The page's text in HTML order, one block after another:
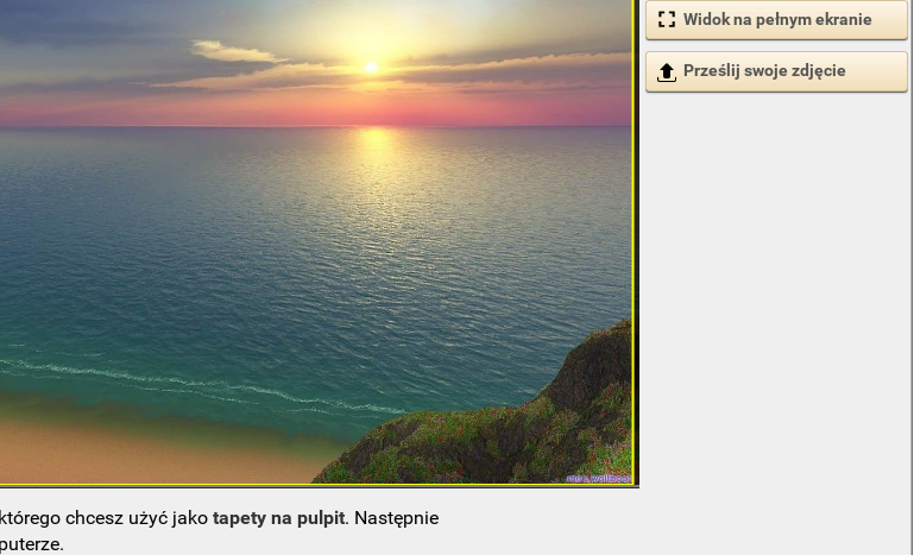
Widok na pełnym ekranie
Prześlij swoje zdjęcie
chcesz użyć jakotapety na pulpit. Następnie